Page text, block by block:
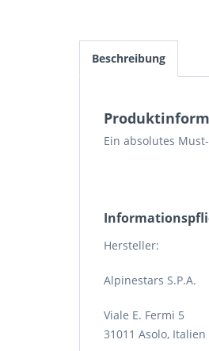
Beschreibung
Ein absolutes
Hersteller:
Alpinestars S.P.A.
Viale E. Fermi 5
31011 Asolo, Italien